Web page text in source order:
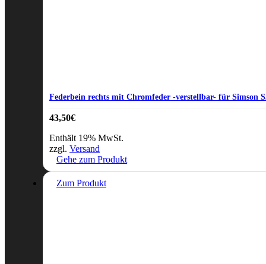
Federbein rechts mit Chromfeder -verstellbar- für Simson
43,50€
Enthält 19% MwSt.
zzgl. Versand
Gehe zum Produkt
Zum Produkt